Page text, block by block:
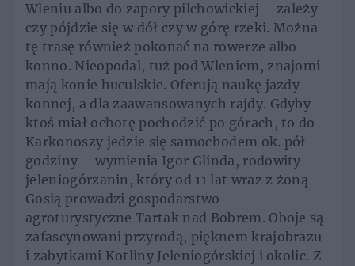
Wleniu albo do zapory pilchowickiej – zależy
czy pójdzie się w dół czy w górę rzeki. Można
tę trasę również pokonać na rowerze albo
konno. Nieopodal, tuż pod Wleniem, znajomi
mają konie huculskie. Oferują naukę jazdy
konnej, a dla zaawansowanych rajdy. Gdyby
ktoś miał ochotę pochodzić po górach, to do
Karkonoszy jedzie się samochodem ok. pół
godziny – wymienia Igor Glinda, rodowity
jeleniogórzanin, który od 11 lat wraz z żoną
Gosią prowadzi gospodarstwo
agroturystyczne Tartak nad Bobrem. Oboje są
zafascynowani przyrodą, pięknem krajobrazu
i zabytkami Kotliny Jeleniogórskiej i okolic. Z